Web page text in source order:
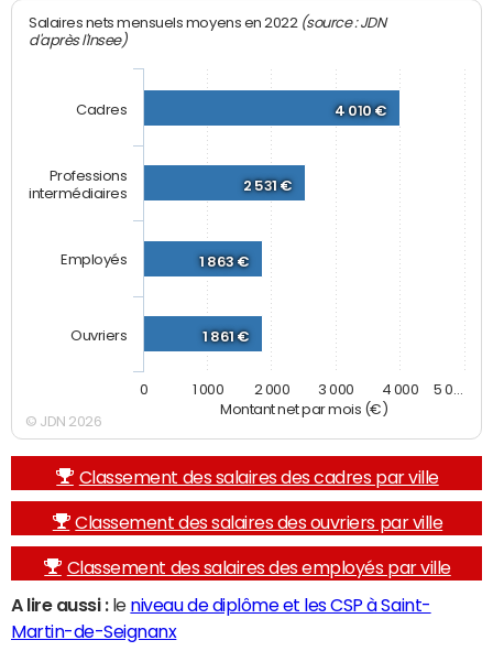
Montant net par mois (€)
Salaires nets mensuels moyens en 2022 (source : JDN
d'après l'Insee)
4 010 €
2 531 €
1 863 €
1 861 €
Cadres
Professions
intermédiaires
Employés
Ouvriers
0 1 000 2 000 3 000 4 000 5 0…
© JDN 2026
Classement des salaires des cadres par ville
Classement des salaires des ouvriers par ville
Classement des salaires des employés par ville
A lire aussi :le niveau de diplôme et les CSP à Saint-
Martin-de-Seignanx